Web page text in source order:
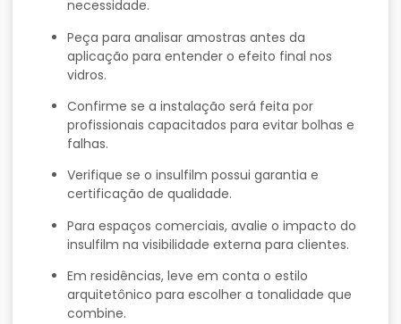
necessidade.
Peça para analisar amostras antes da
aplicação para entender o efeito final nos
vidros.
Confirme se a instalação será feita por
profissionais capacitados para evitar bolhas e
falhas.
Verifique se o insulfilm possui garantia e
certificação de qualidade.
Para espaços comerciais, avalie o impacto do
insulfilm na visibilidade externa para clientes.
Em residências, leve em conta o estilo
arquitetônico para escolher a tonalidade que
combine.